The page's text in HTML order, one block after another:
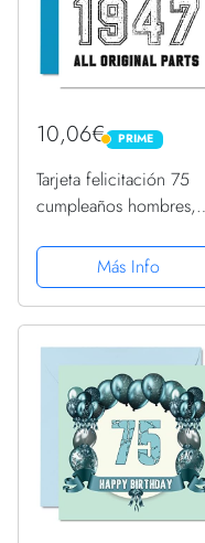
10,06€ PRIME
PRIME
Tarjeta felicitación 75
cumpleaños hombres,
fabricada en 1947, todas
las piezas originales,
divertida tarjeta
Más Info